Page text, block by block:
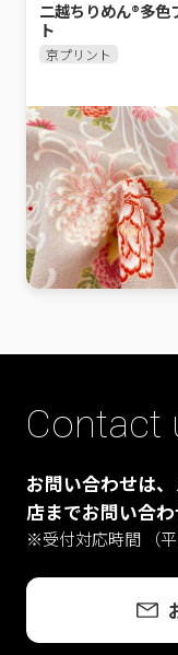
二越ちりめん®多色
ト
京プリント
Contact
お問い合わせは
店までお問い合わ
※受付対応時間 （